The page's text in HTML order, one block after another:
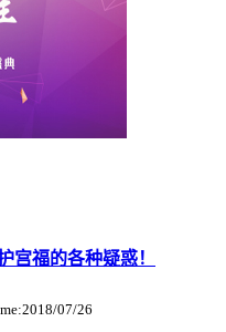
宫福的各种疑惑！
07/26